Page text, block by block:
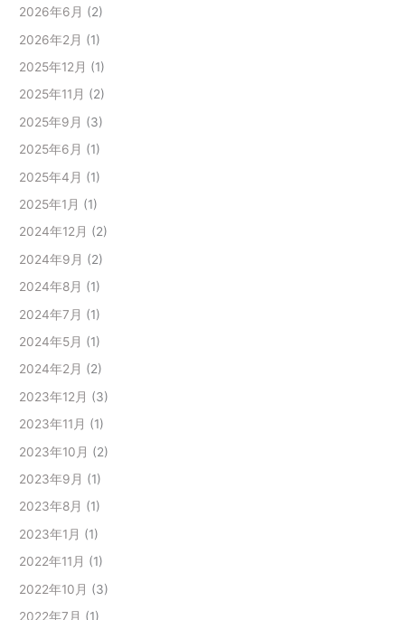
2026年6月 (2)
2026年2月 (1)
2025年12月 (1)
2025年11月 (2)
2025年9月 (3)
2025年6月 (1)
2025年4月 (1)
2025年1月 (1)
2024年12月 (2)
2024年9月 (2)
2024年8月 (1)
2024年7月 (1)
2024年5月 (1)
2024年2月 (2)
2023年12月 (3)
2023年11月 (1)
2023年10月 (2)
2023年9月 (1)
2023年8月 (1)
2023年1月 (1)
2022年11月 (1)
2022年10月 (3)
2022年7月 (1)